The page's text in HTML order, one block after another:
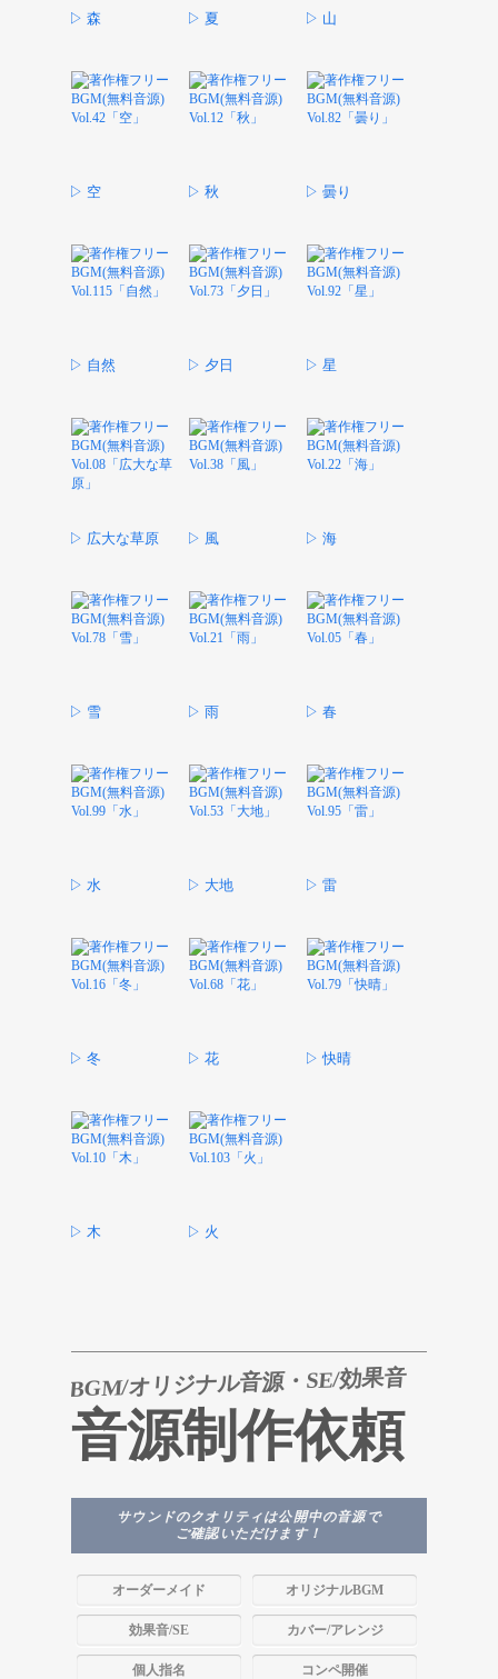
▷ 森 ▷ 夏 ▷ 山
▷ 空 ▷ 秋 ▷ 曇り
▷ 自然 ▷ 夕日 ▷ 星
▷ 広大な草原 ▷ 風 ▷ 海
▷ 雪 ▷ 雨 ▷ 春
▷ 水 ▷ 大地 ▷ 雷
▷ 冬 ▷ 花 ▷ 快晴
▷ 木 ▷ 火
音源制作依頼
BGM/オリジナル音源・SE/効果音
サウンドのクオリティは公開中の音源で
ご確認いただけます！
オーダーメイド オリジナルBGM
効果音/SE カバー/アレンジ
個人指名 コンペ開催